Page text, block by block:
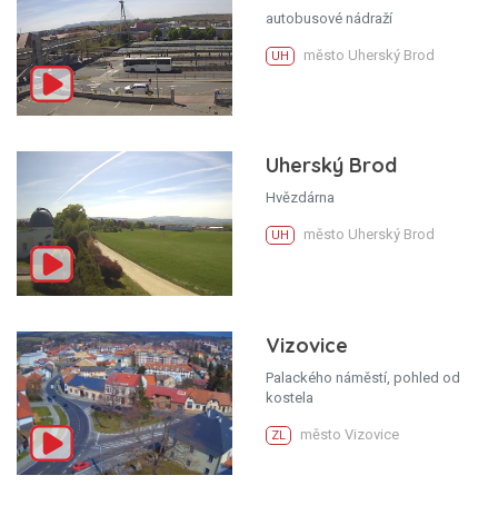
autobusové nádraží
UH město Uherský Brod
Uherský Brod
Hvězdárna
UH město Uherský Brod
Vizovice
Palackého náměstí, pohled od
kostela
ZL město Vizovice